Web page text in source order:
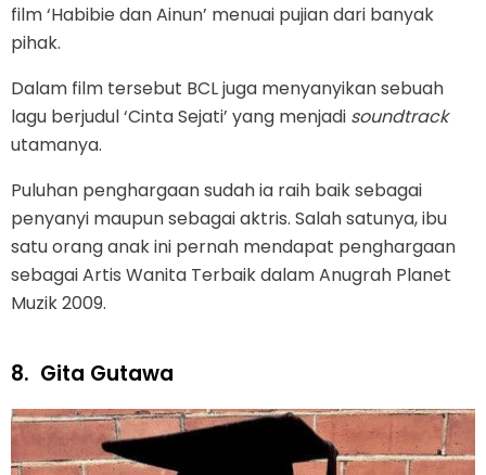
film ‘Habibie dan Ainun’ menuai pujian dari banyak
pihak.
Dalam film tersebut BCL juga menyanyikan sebuah
lagu berjudul ‘Cinta Sejati’ yang menjadi soundtrack
utamanya.
Puluhan penghargaan sudah ia raih baik sebagai
penyanyi maupun sebagai aktris. Salah satunya, ibu
satu orang anak ini pernah mendapat penghargaan
sebagai Artis Wanita Terbaik dalam Anugrah Planet
Muzik 2009.
8. Gita Gutawa